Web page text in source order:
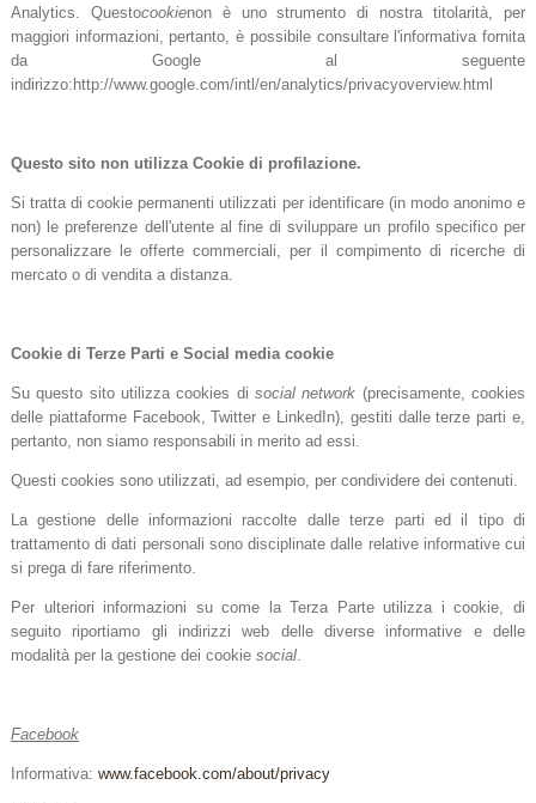
Analytics. Questocookienon è uno strumento di nostra titolarità, per
maggiori informazioni, pertanto, è possibile consultare l'informativa fornita
da Google al seguente
indirizzo:http://www.google.com/intl/en/analytics/privacyoverview.html
Questo sito non utilizza Cookie di profilazione.
Si tratta di cookie permanenti utilizzati per identificare (in modo anonimo e
non) le preferenze dell'utente al fine di sviluppare un profilo specifico per
personalizzare le offerte commerciali, per il compimento di ricerche di
mercato o di vendita a distanza.
Cookie di Terze Parti e Social media cookie
Su questo sito utilizza cookies disocial network (precisamente, cookies
delle piattaforme Facebook, Twitter e LinkedIn), gestiti dalle terze parti e,
pertanto, non siamo responsabili in merito ad essi.
Questi cookies sono utilizzati, ad esempio, per condividere dei contenuti.
La gestione delle informazioni raccolte dalle terze parti ed il tipo di
trattamento di dati personali sono disciplinate dalle relative informative cui
si prega di fare riferimento.
Per ulteriori informazioni su come la Terza Parte utilizza i cookie, di
seguito riportiamo gli indirizzi web delle diverse informative e delle
modalità per la gestione dei cookie social.
Facebook
Informativa: www.facebook.com/about/privacy